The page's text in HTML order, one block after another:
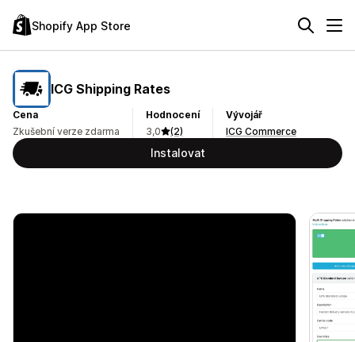
Shopify App Store
ICG Shipping Rates
Cena
Zkušební verze zdarma
Hodnocení
3,0
(2)
Vývojář
ICG Commerce
Instalovat